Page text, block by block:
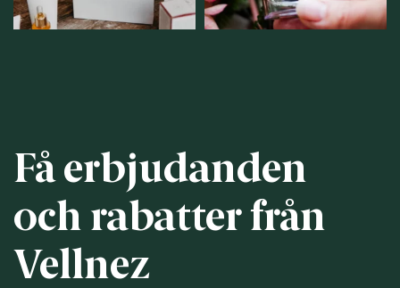
Få erbjudanden
och rabatter från
Vellnez